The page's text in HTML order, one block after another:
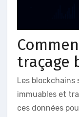
traçage
Les blockchains
immuables et
ces données